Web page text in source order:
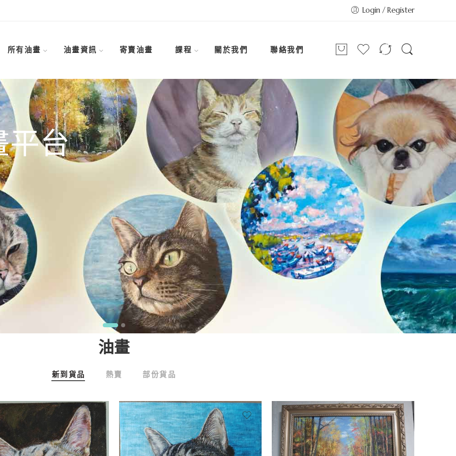
Login / Register
所有油畫 油畫資訊 寄賣油畫 課程 關於我們 聯絡我們
平台
油畫
新到貨品 熱賣 部份貨品